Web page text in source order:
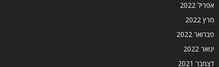
אפריל 2022
מרץ 2022
פברואר 2022
ינואר 2022
דצמבר 2021